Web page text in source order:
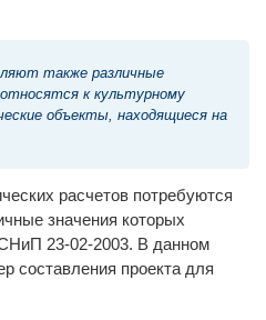
также различные
к культурному
объекты, находящиеся на
расчетов потребуются
значения которых
23-02-2003. В данном
составления проекта для